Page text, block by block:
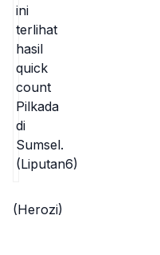
ini
terlihat
hasil
quick
count
Pilkada
di
Sumsel.
(Liputan6)
(Herozi)